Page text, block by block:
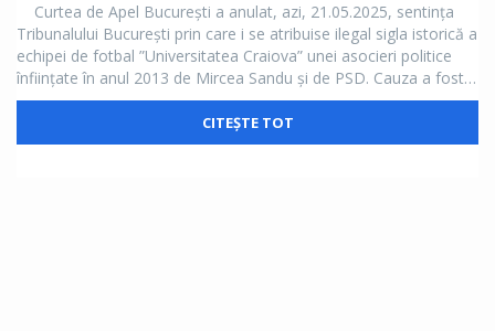
Curtea de Apel București a anulat, azi, 21.05.2025, sentința
Tribunalului București prin care i se atribuise ilegal sigla istorică a
echipei de fotbal ”Universitatea Craiova” unei asocieri politice
înființate în anul 2013 de Mircea Sandu și de PSD. Cauza a fost
trimisă spre rejudecare Tribunalului București.
Suntem încrezători că, într-un final, toate abuzurile vor fi
anulate de justiție.
CITEȘTE TOT